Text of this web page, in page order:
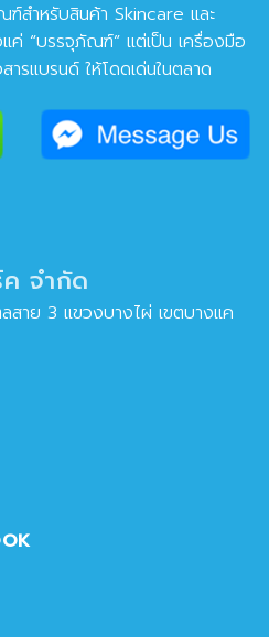
สำหรับสินค้า Skincare และ
ค่ “บรรจุภัณฑ์” แต่เป็น เครื่องมือ
ารแบรนด์ ให้โดดเด่นในตลาด
จำกัด
ย 3 แขวงบางไผ่ เขตบางแค